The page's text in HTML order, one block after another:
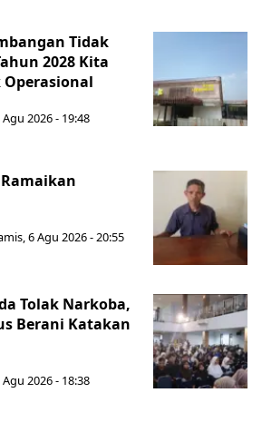
Tidak
2028 Kita
2026 - 19:48
6 Agu 2026 - 20:55
Tolak Narkoba,
Berani Katakan
2026 - 18:38